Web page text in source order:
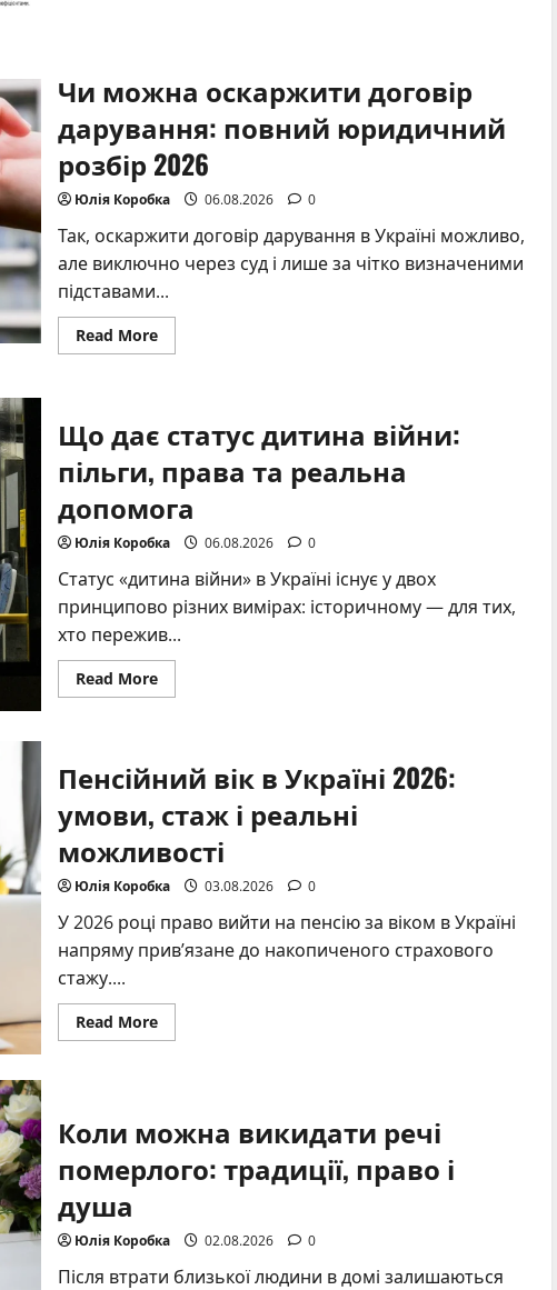
Чи можна оскаржити договір
дарування: повний юридичний
розбір 2026
Юлія Коробка 06.08.2026 0
Так, оскаржити договір дарування в Україні можливо,
але виключно через суд і лише за чітко визначеними
підставами...
Read MoreRead
more
договір
дарування:
юридичний
розбір
2026
Що дає статус дитина війни:
пільги, права та реальна
допомога
Юлія Коробка 06.08.2026 0
Статус «дитина війни» в Україні існує у двох
принципово різних вимірах: історичному — для тих,
хто пережив...
Read MoreRead
more
дитина
війни:
права
реальна
допомога
Пенсійний вік в Україні 2026:
умови, стаж і реальні
можливості
Юлія Коробка 03.08.2026 0
У 2026 році право вийти на пенсію за віком в Україні
напряму прив’язане до накопиченого страхового
стажу....
Read MoreRead
more
2026:
умови,
стаж
і
Коли можна викидати речі
померлого: традиції, право і
душа
Юлія Коробка 02.08.2026 0
Після втрати близької людини в домі залишаються